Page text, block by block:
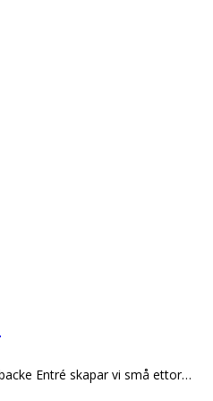
Entré skapar vi små ettor…